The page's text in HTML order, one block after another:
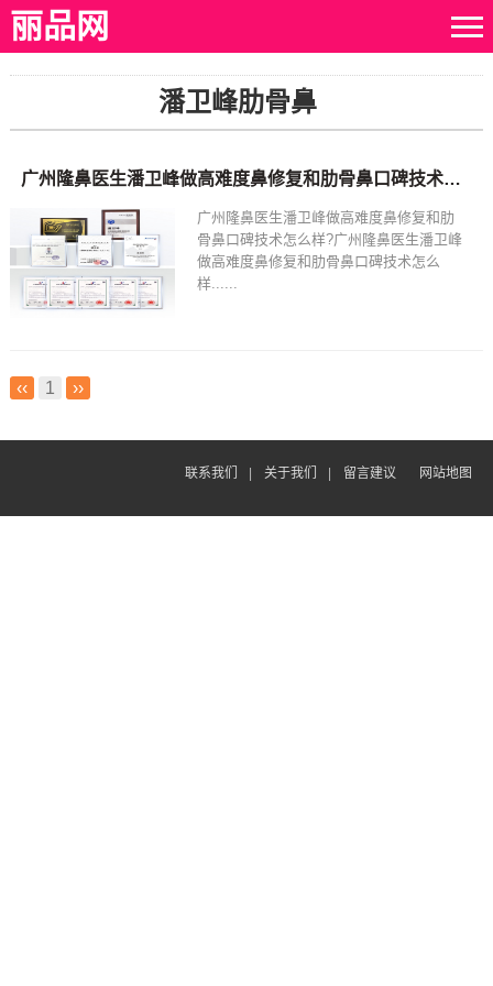
丽品网
潘卫峰肋骨鼻
广州隆鼻医生潘卫峰做高难度鼻修复和肋骨鼻口碑技术怎么样?
广州隆鼻医生潘卫峰做高难度鼻修复和肋
骨鼻口碑技术怎么样?广州隆鼻医生潘卫峰
做高难度鼻修复和肋骨鼻口碑技术怎么
样......
‹‹ 1 ››
联系我们 关于我们 留言建议 网站地图